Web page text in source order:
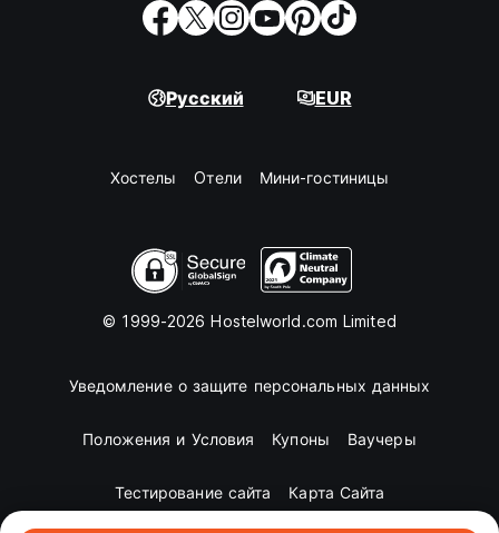
Русский EUR
Хостелы Oтели Мини-гостиницы
© 1999-2026 Hostelworld.com Limited
Уведомление о защите персональных данных
Положения и Условия Купоны Ваучеры
Тестирование сайта Карта Сайта